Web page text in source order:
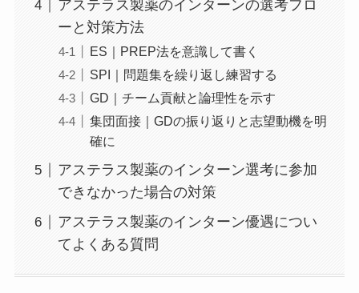
アステラス製薬のインターンの選考フロ
ーと対策方法
ES｜PREP法を意識して書く
SPI｜問題集を繰り返し練習する
GD｜チーム貢献と論理性を示す
集団面接｜GDの振り返りと志望動機を明
確に
アステラス製薬のインターン選考に参加
できなかった場合の対策
アステラス製薬のインターン優遇につい
てよくある質問